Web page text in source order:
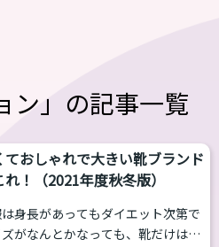
ン」の記事一覧
ておしゃれで大きい靴ブランド
れ！（2021年度秋冬版）
身長があってもダイエット次第で
がなんとかなっても、靴だけはど